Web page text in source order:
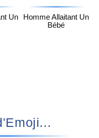
Un
Homme Allaitant Un
Bébé